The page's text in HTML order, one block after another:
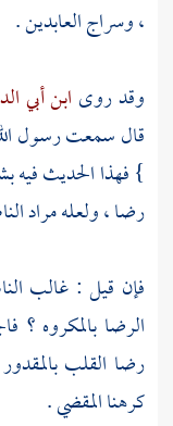
، وسراج العابدين .
وقد روى ابن أبي
قال سمعت رسول
} فهذا الحديث فيه
رضا ، ولعله مراد
فإن قيل : غالب
الرضا بالمكروه ؟
رضا القلب
كرهنا المقضي .